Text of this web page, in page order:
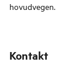
hovudvegen.
Kontakt